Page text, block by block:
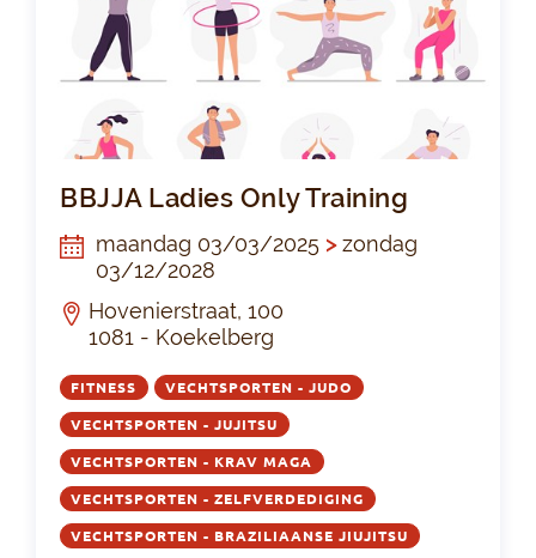
BBJJA Ladies Only Training
maandag 03/03/2025 >zondag
03/12/2028
Hovenierstraat, 100
1081 - Koekelberg
FITNESS VECHTSPORTEN - JUDO
VECHTSPORTEN - JUJITSU
VECHTSPORTEN - KRAV MAGA
VECHTSPORTEN - ZELFVERDEDIGING
VECHTSPORTEN - BRAZILIAANSE JIUJITSU